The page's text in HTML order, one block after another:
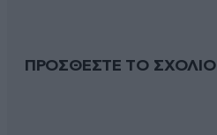
ΠΡΟΣΘΕΣΤΕ ΤΟ